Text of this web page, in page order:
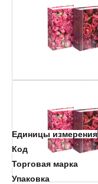
Единицы измерения
Код
Торговая марка
Упаковка